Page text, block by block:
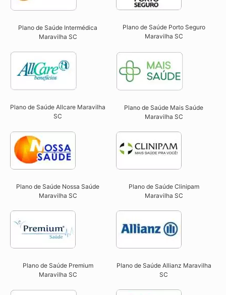
Plano de Saúde Intermédica
Maravilha SC​
Plano de Saúde Porto Seguro
Maravilha SC​
Plano de Saúde Allcare Maravilha
SC​
Plano de Saúde Mais Saúde
Maravilha SC
Plano de Saúde Nossa Saúde
Maravilha SC​
Plano de Saúde Clinipam
Maravilha SC​
Plano de Saúde Premium
Maravilha SC​
Plano de Saúde Allianz Maravilha
SC​